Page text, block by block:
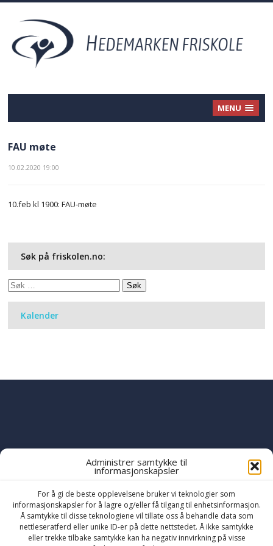
Administrer samtykke til
informasjonskapsler
For å gi de beste opplevelsene bruker vi teknologier som
informasjonskapsler for å lagre og/eller få tilgang til enhetsinformasjon.
Å samtykke til disse teknologiene vil tillate oss å behandle data som
nettleseratferd eller unike ID-er på dette nettstedet. Å ikke samtykke
eller trekke tilbake samtykke kan ha negativ innvirkning på visse
MENU
FAU møte
10.02.2020 19:00
10.feb kl 1900: FAU-møte
Søk på friskolen.no:
Søk
Kalender
OF MINISTRIES